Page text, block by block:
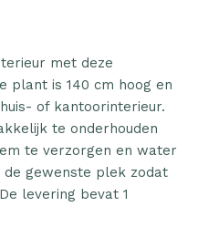
met deze
plant is 140 cm hoog en
of kantoorinterieur.
te onderhouden
te verzorgen en water
gewenste plek zodat
levering bevat 1